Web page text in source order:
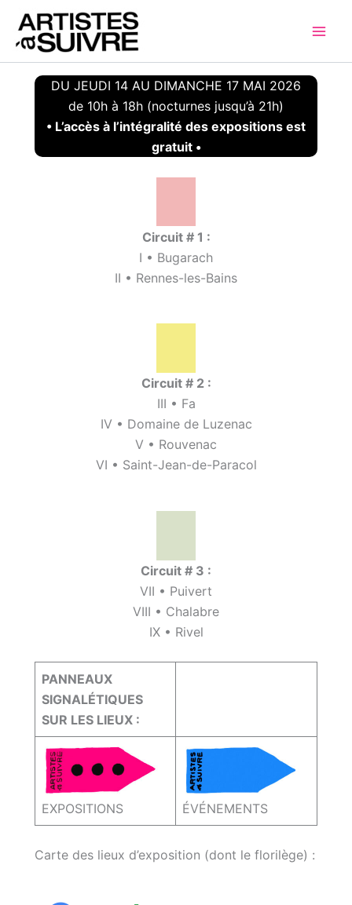
Aller
contenu
DU JEUDI 14 AU DIMANCHE 17 MAI 2026
de 10h à 18h (nocturnes jusqu’à 21h)
• L’accès à l’intégralité des expositions est
gratuit •
Circuit # 1 :
I • Bugarach
II • Rennes-les-Bains
Circuit # 2 :
III • Fa
IV • Domaine de Luzenac
V • Rouvenac
VI • Saint-Jean-de-Paracol
Circuit # 3 :
VII • Puivert
VIII • Chalabre
IX • Rivel
PANNEAUX
SIGNALÉTIQUES
SUR LES LIEUX :
EXPOSITIONS ÉVÉNEMENTS
Carte des lieux d’exposition (dont le florilège) :